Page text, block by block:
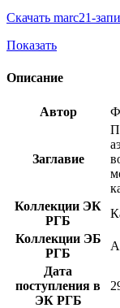
Скачать marc21-
Показать
Описание
Автор
Заглавие
Коллекции ЭК
РГБ
Коллекции ЭБ
РГБ
Дата
поступления в
ЭК РГБ